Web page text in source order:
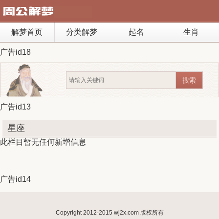
解梦首页 分类解梦 起名 生肖
广告id18
广告id13
星座
此栏目暂无任何新增信息
广告id14
Copyright 2012-2015 wj2x.com 版权所有